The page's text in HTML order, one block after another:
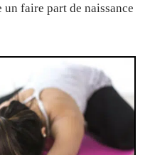
faire part de naissance